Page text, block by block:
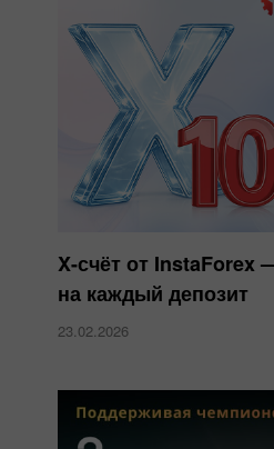
X-счёт от InstaForex
на каждый депозит
23.02.2026